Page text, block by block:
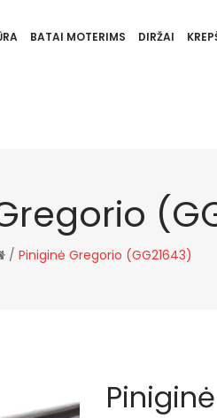
BATAI MOTERIMS DIRŽAI
/ Piniginė Gregorio (GG21643)